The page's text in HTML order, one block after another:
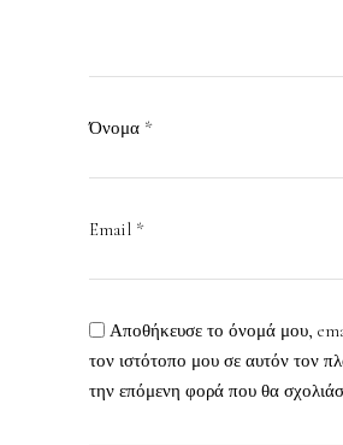
Όνομα *
Email *
Αποθήκευσε το όνομά μου,
τον ιστότοπο μου σε αυτόν τον
την επόμενη φορά που θα